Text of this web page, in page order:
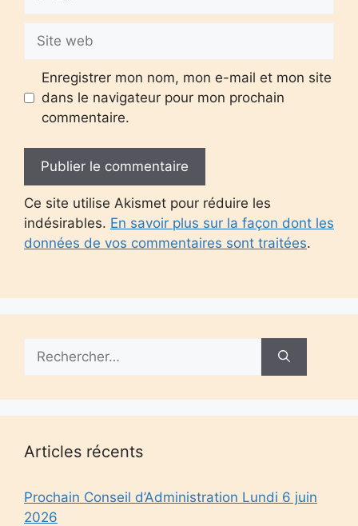
mail
web
Enregistrer mon nom, mon e-mail et mon site
dans le navigateur pour mon prochain
commentaire.
Ce site utilise Akismet pour réduire les
indésirables. En savoir plus sur la façon dont les
données de vos commentaires sont traitées.
Articles récents
Prochain Conseil d’Administration Lundi 6 juin
2026